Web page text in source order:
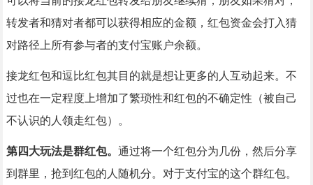
转发者和猜对者都可以获得相应的金额，红包资金会打入猜
对路径上所有参与者的支付宝账户余额。
接龙红包和逗比红包其目的就是想让更多的人互动起来。不
过也在一定程度上增加了繁琐性和红包的不确定性（被自己
不认识的人领走红包）。
第四大玩法是群红包。 通过将一个红包分为几份，然后分享
到群里，抢到红包的人随机分。对于支付宝的这个群红包。